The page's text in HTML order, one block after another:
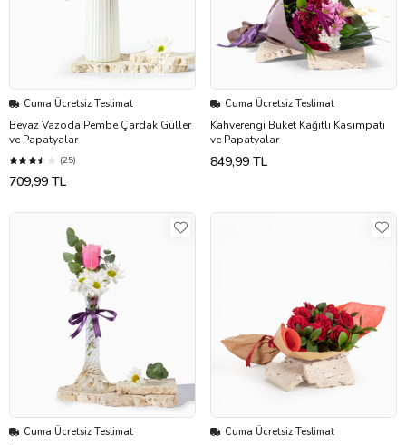
Cuma Ücretsiz Teslimat
Beyaz Vazoda Pembe Çardak Güller
ve Papatyalar
(25)
709,99 TL
Cuma Ücretsiz Teslimat
Kahverengi Buket Kağıtlı Kasımpatı
ve Papatyalar
849,99 TL
Cuma Ücretsiz Teslimat Cuma Ücretsiz Teslimat